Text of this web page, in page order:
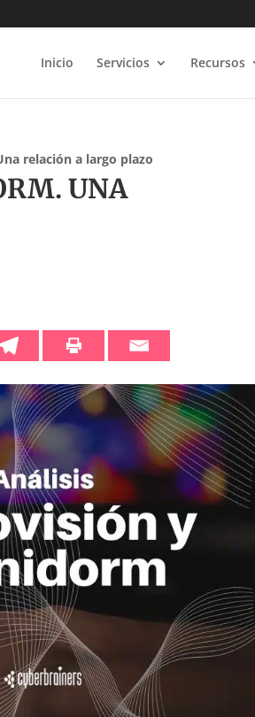
Inicio Servicios Recursos
relación a largo plazo
UNA